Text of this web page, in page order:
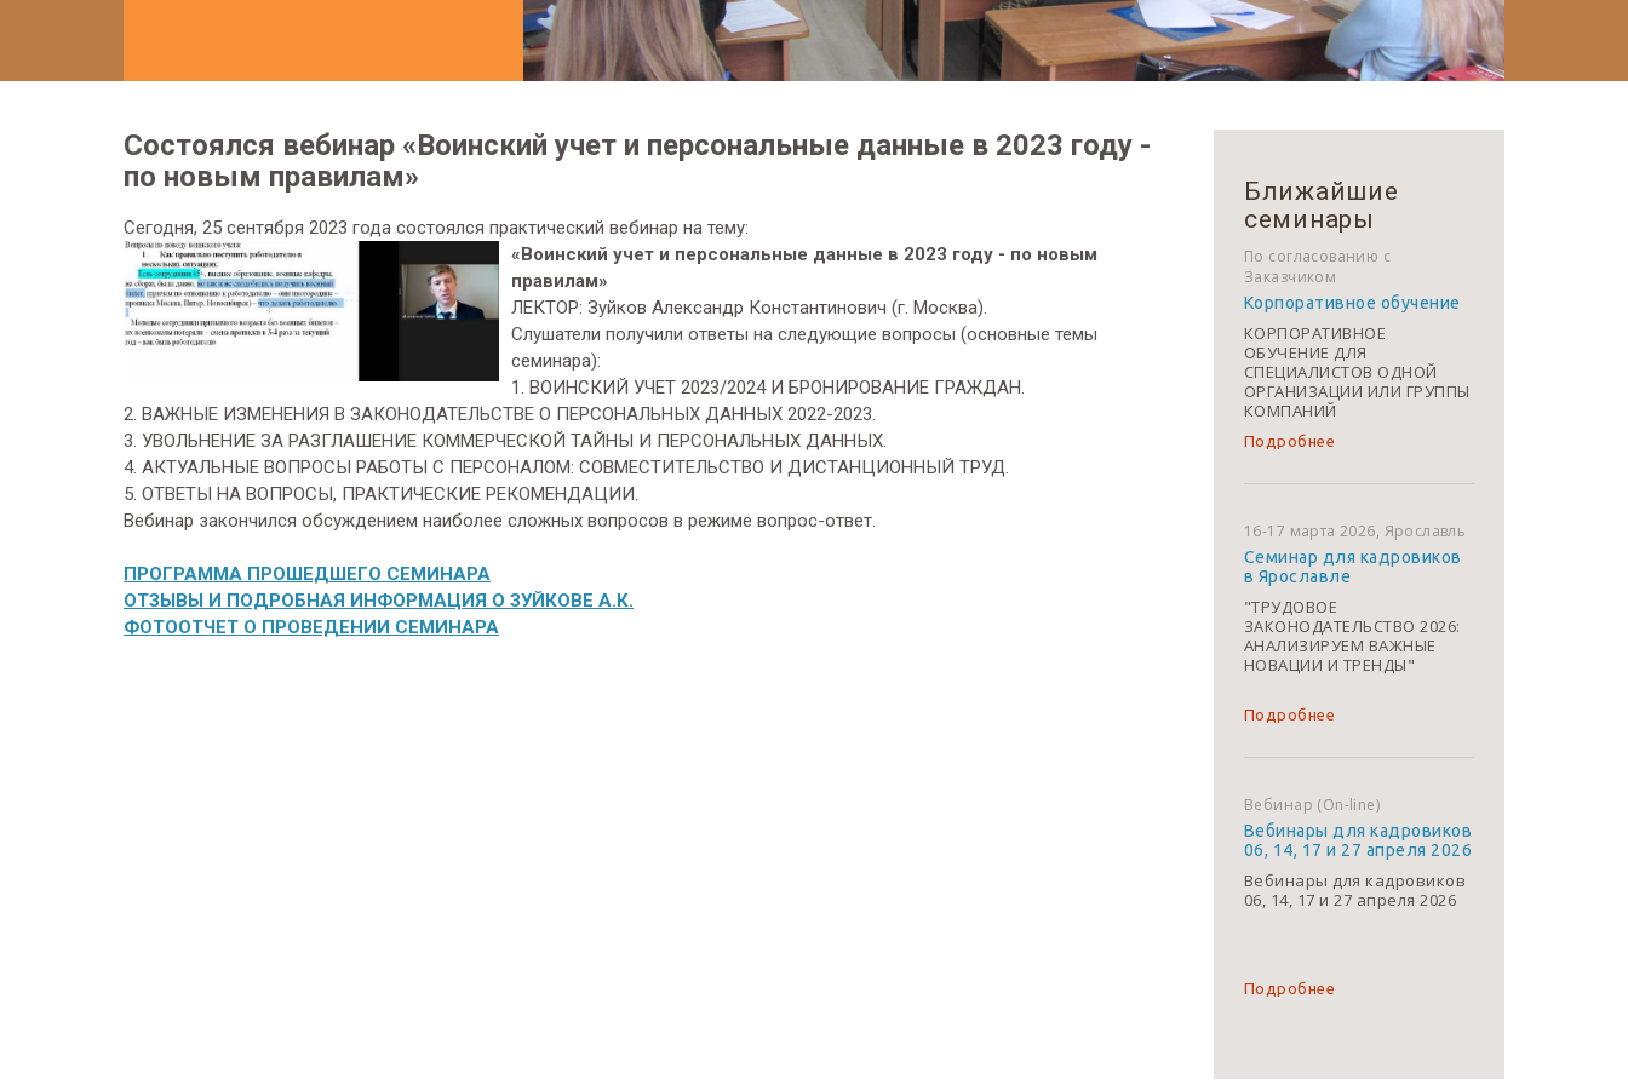
Состоялся вебинар «Воинский учет и персональные данные в 2023 году -
по новым правилам»
Сегодня, 25 сентября 2023 года состоялся практический вебинар на тему:
«Воинский учет и персональные данные в 2023 году - по новым
правилам»
ЛЕКТОР: Зуйков Александр Константинович (г. Москва).
Слушатели получили ответы на следующие вопросы (основные темы
семинара):
1. ВОИНСКИЙ УЧЕТ 2023/2024 И БРОНИРОВАНИЕ ГРАЖДАН.
2. ВАЖНЫЕ ИЗМЕНЕНИЯ В ЗАКОНОДАТЕЛЬСТВЕ О ПЕРСОНАЛЬНЫХ ДАННЫХ 2022-2023.
3. УВОЛЬНЕНИЕ ЗА РАЗГЛАШЕНИЕ КОММЕРЧЕСКОЙ ТАЙНЫ И ПЕРСОНАЛЬНЫХ ДАННЫХ.
4. АКТУАЛЬНЫЕ ВОПРОСЫ РАБОТЫ С ПЕРСОНАЛОМ: СОВМЕСТИТЕЛЬСТВО И ДИСТАНЦИОННЫЙ ТРУД.
5. ОТВЕТЫ НА ВОПРОСЫ, ПРАКТИЧЕСКИЕ РЕКОМЕНДАЦИИ.
Вебинар закончился обсуждением наиболее сложных вопросов в режиме вопрос-ответ.
ПРОГРАММА ПРОШЕДШЕГО СЕМИНАРА
ОТЗЫВЫ И ПОДРОБНАЯ ИНФОРМАЦИЯ О ЗУЙКОВЕ А.К.
ФОТООТЧЕТ О ПРОВЕДЕНИИ СЕМИНАРА
Ближайшие
семинары
По согласованию с
Заказчиком
Корпоративное обучение
КОРПОРАТИВНОЕ
ОБУЧЕНИЕ ДЛЯ
СПЕЦИАЛИСТОВ ОДНОЙ
ОРГАНИЗАЦИИ ИЛИ ГРУППЫ
КОМПАНИЙ
Подробнее
16-17 марта 2026, Ярославль
Семинар для кадровиков
в Ярославле
"ТРУДОВОЕ
ЗАКОНОДАТЕЛЬСТВО 2026:
АНАЛИЗИРУЕМ ВАЖНЫЕ
НОВАЦИИ И ТРЕНДЫ"
Подробнее
Вебинар (On-line)
Вебинары для кадровиков
06, 14, 17 и 27 апреля 2026
Вебинары для кадровиков
06, 14, 17 и 27 апреля 2026
Подробнее